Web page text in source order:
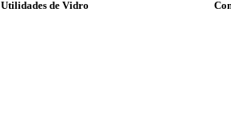
Utilidades de Vidro